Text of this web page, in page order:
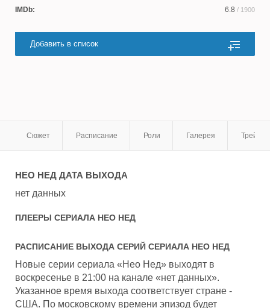
IMDb: 6.8 / 1900
Добавить в список
Сюжет Расписание Роли Галерея
НЕО НЕДДАТА ВЫХОДА
нет данных
ПЛЕЕРЫ СЕРИАЛА НЕО НЕД
РАСПИСАНИЕ ВЫХОДА СЕРИЙ СЕРИАЛА НЕО НЕД
Новые серии сериала «Нео Нед» выходят в
воскресенье в 21:00 на канале «нет данных».
Указанное время выхода соответствует стране -
США. По московскому времени эпизод будет